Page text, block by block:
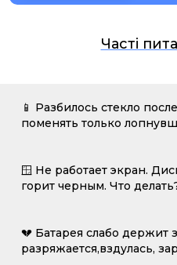
Часті
📱 Разбилось стекло
поменять только
🪟 Не работает экран.
горит черным. Что
💔 Батарея слабо держит
разряжается,вздулась,